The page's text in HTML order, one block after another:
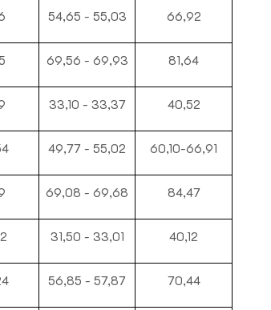
54,65 - 55,03 66,92
69,56 - 69,93 81,64
33,10 - 33,37 40,52
49,77 - 55,02 60,10-66,91
69,08 - 69,68 84,47
31,50 - 33,01 40,12
56,85 - 57,87 70,44